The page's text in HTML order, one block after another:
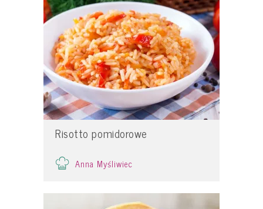
Risotto pomidorowe
Anna Myśliwiec